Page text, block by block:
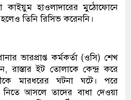
কাইয়ুম হাওলাদারের মুঠোফোনে
তিনি রিসিভ করেননি।
ভারপ্রাপ্ত কর্মকর্তা (ওসি) শেখ
ইট তোলাকে কেন্দ্র করে
মারধরের ঘটনা ঘটে। পরে
নিতে আসলে তাদের বাধা দেওয়া